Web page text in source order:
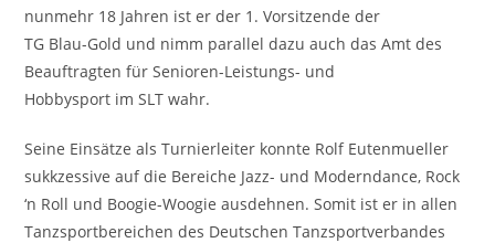
nunmehr 18 Jahren ist er der 1. Vorsitzende der
TG Blau-Gold und nimm parallel dazu auch das Amt des
Beauftragten für Senioren-Leistungs- und
Hobbysport im SLT wahr.
Seine Einsätze als Turnierleiter konnte Rolf Eutenmueller
sukkzessive auf die Bereiche Jazz- und Moderndance, Rock
‘n Roll und Boogie-Woogie ausdehnen. Somit ist er in allen
Tanzsportbereichen des Deutschen Tanzsportverbandes